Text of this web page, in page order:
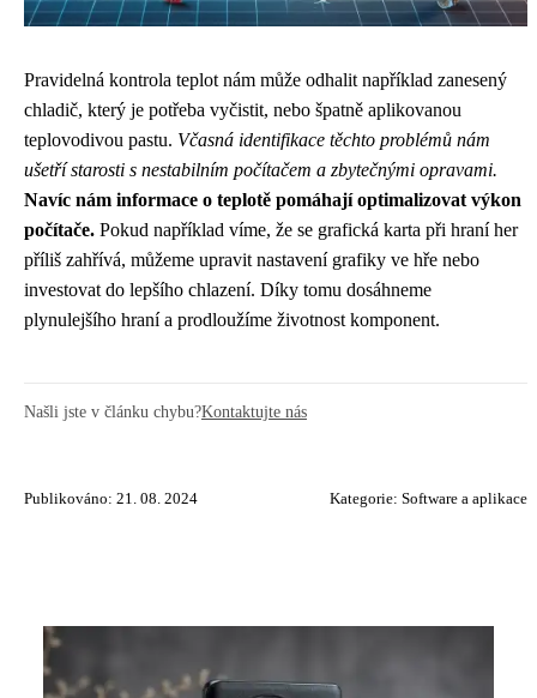
Pravidelná kontrola teplot nám může odhalit například zanesený
chladič, který je potřeba vyčistit, nebo špatně aplikovanou
teplovodivou pastu. Včasná identifikace těchto problémů nám
ušetří starosti s nestabilním počítačem a zbytečnými opravami.
Navíc nám informace o teplotě pomáhají optimalizovat výkon
počítače. Pokud například víme, že se grafická karta při hraní her
příliš zahřívá, můžeme upravit nastavení grafiky ve hře nebo
investovat do lepšího chlazení. Díky tomu dosáhneme
plynulejšího hraní a prodloužíme životnost komponent.
Našli jste v článku chybu?Kontaktujte nás
Publikováno: 21. 08. 2024 Kategorie: Software a aplikace